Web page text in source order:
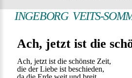
INGEBORG VEITS-
Ach, jetzt ist die
Ach, jetzt ist die schönste Zeit,
die der Liebe ist beschieden,